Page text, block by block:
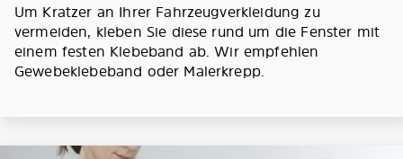
Um Kratzer an Ihrer Fahrzeugverkleidung zu
vermeiden, kleben Sie diese rund um die Fenster mit
einem festen Klebeband ab. Wir empfehlen
Gewebeklebeband oder Malerkrepp.